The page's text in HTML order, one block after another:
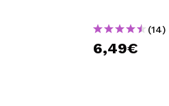
(14)
6,49€